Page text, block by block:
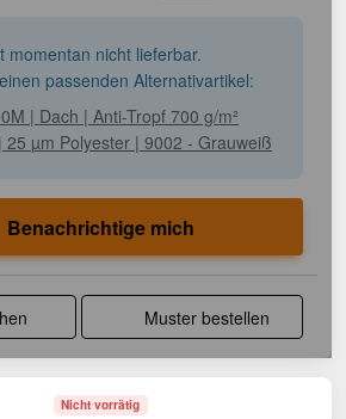
momentan nicht lieferbar.
passenden Alternativartikel:
| Dach | Anti-Tropf 700 g/m²
25 µm Polyester | 9002 - Grauweiß
Benachrichtige mich
Muster bestellen
Nicht vorrätig